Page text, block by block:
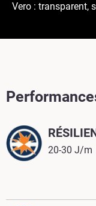
Vero : transparent,
20-30 J/m